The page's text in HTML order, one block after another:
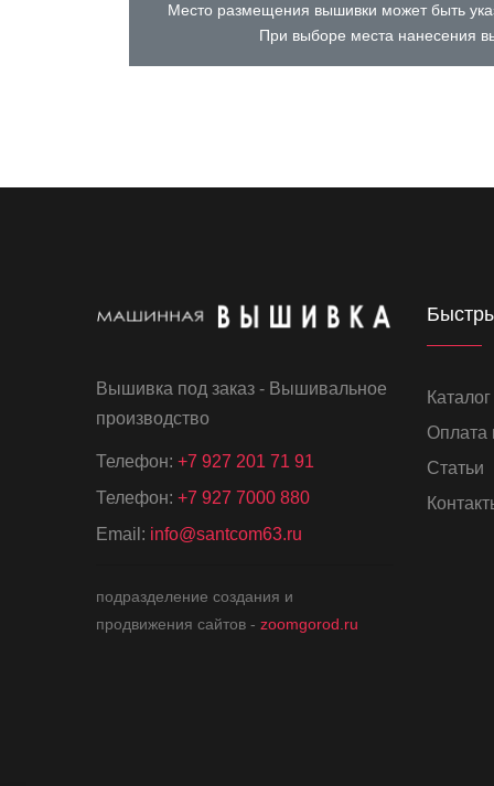
Место размещения вышивки может быть
При выборе места нанесения
Вышивка под заказ - Вышивальное
производство
Телефон: +7 927 201 71 91
Телефон: +7 927 7000 880
Email: info@santcom63.ru
подразделение создания и
продвижения сайтов - zoomgorod.ru
Каталог
Оплата
Статьи